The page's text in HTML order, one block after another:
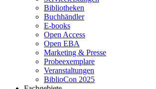
Bibliotheken
Buchhändler
E-books
Open Access
Open EBA
Marketing & Presse
Probeexemplare
Veranstaltungen
BiblioCon 2025